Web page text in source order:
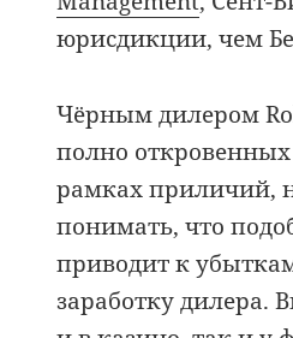
юрисдикции, чем
Чёрным дилером
полно
рамках приличий,
понимать, что
приводит к
заработку дилера.